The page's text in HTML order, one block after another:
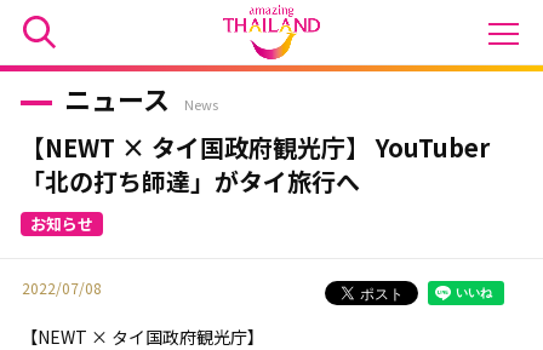
ニュース News
【NEWT × タイ国政府観光庁】 YouTuber
「北の打ち師達」がタイ旅行へ
2022/07/08
【NEWT × タイ国政府観光庁】